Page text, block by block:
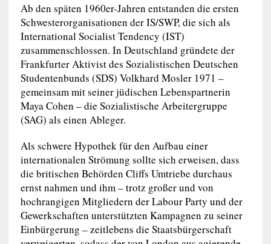
Ab den späten 1960er-Jahren entstanden die ersten
Schwesterorganisationen der IS/SWP, die sich als
International Socialist Tendency (IST)
zusammenschlossen. In Deutschland gründete der
Frankfurter Aktivist des Sozialistischen Deutschen
Studentenbunds (SDS) Volkhard Mosler 1971 –
gemeinsam mit seiner jüdischen Lebenspartnerin
Maya Cohen – die Sozialistische Arbeitergruppe
(SAG) als einen Ableger.
Als schwere Hypothek für den Aufbau einer
internationalen Strömung sollte sich erweisen, dass
die britischen Behörden Cliffs Umtriebe durchaus
ernst nahmen und ihm – trotz großer und von
hochrangigen Mitgliedern der Labour Party und der
Gewerkschaften unterstützten Kampagnen zu seiner
Einbürgerung – zeitlebens die Staatsbürgerschaft